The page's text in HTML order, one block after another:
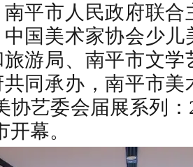
平市人民政府联
国美术家协会少
游局、南平市文
同承办，南平市
协艺委会届展系列
幕。